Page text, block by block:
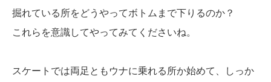
掘れている所をどうやってボトムまで下りるのか？
これらを意識してやってみてくださいね。
スケートでは両足ともウナに乗れる所か始めて、しっか